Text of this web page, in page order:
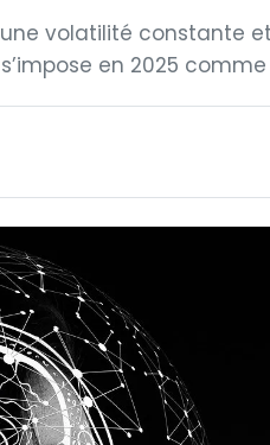
volatilité constante
en 2025 comme